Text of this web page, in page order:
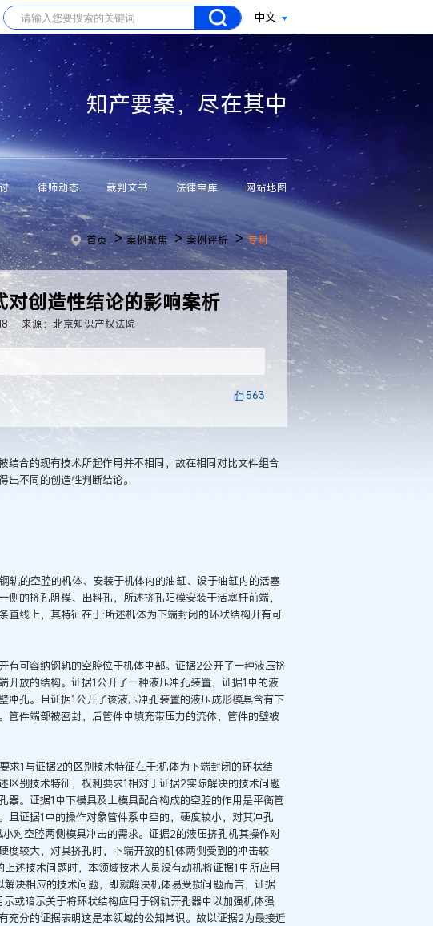
中文
知产要案，尽在其中
律师动态 裁判文书 法律宝库 网站地图
首页 >案例聚焦 >案例评析 >专利
对创造性结论的影响案析
来源：北京知识产权法院
563
结合的现有技术所起作用并不相同，故在相同对比文件组合
出不同的创造性判断结论。
轨的空腔的机体、安装于机体内的油缸、设于油缸内的活塞
的挤孔阴模、出料孔，所述挤孔阳模安装于活塞杆前端，
直线上，其特征在于:所述机体为下端封闭的环状结构开有可
有可容纳钢轨的空腔位于机体中部。证据2公开了一种液压挤
放的结构。证据1公开了一种液压冲孔装置，证据1中的液
冲孔。且证据1公开了该液压冲孔装置的液压成形模具含有下
管件端部被密封，后管件中填充带压力的流体，管件的壁被
求1与证据2的区别技术特征在于:机体为下端封闭的环状结
区别技术特征，权利要求1相对于证据2实际解决的技术问题
器。证据1中下模具及上模具配合构成的空腔的作用是平衡管
证据1中的操作对象管件系中空的，硬度较小，对其冲孔
对空腔两侧模具冲击的需求。证据2的液压挤孔机其操作对
度较大，对其挤孔时，下端开放的机体两侧受到的冲击较
述技术问题时，本领域技术人员没有动机将证据1中所应用
决相应的技术问题，即就解决机体易受损问题而言，证据
或暗示关于将环状结构应用于钢轨开孔器中以加强机体强
充分的证据表明这是本领域的公知常识。故以证据2为最接近